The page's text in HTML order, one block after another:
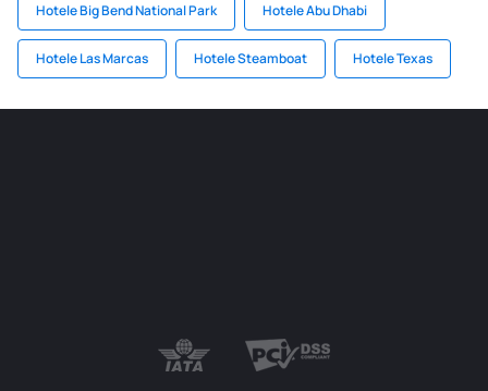
Hotele Big Bend National Park Hotele Abu Dhabi
Hotele Las Marcas Hotele Steamboat Hotele Texas